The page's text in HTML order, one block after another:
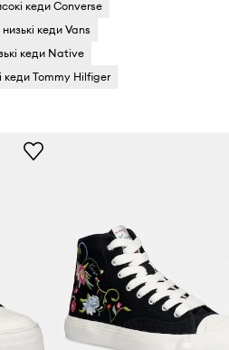
кеди Converse
низькі кеди Vans
кеди Native
кеди Tommy Hilfiger